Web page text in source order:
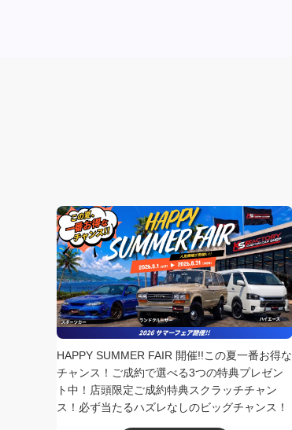
HAPPY SUMMER FAIR 開催!!この夏一番お得な
チャンス！ご成約で選べる3つの特典プレゼン
ト中！店頭限定ご成約特典スクラッチチャン
ス！必ず当たるハズレなしのビッグチャンス！